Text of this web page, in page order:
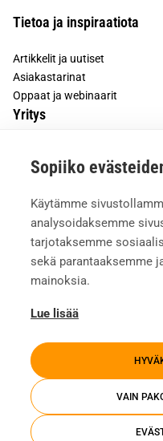
Sopiiko
Käytämme
analysoidaksemme
tarjotaksemme
sekä parantaaksemme
mainoksia.
Lue lisää
VAIN
Tietoa ja inspiraatiota
Artikkelit ja uutiset
Asiakastarinat
Oppaat ja webinaarit
Yritys
Asiakkaiden kokemuksia
Yhteystiedot
Mediapankki